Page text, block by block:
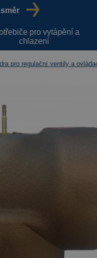
pro vytápění a
chlazení
pro regulační ventily a